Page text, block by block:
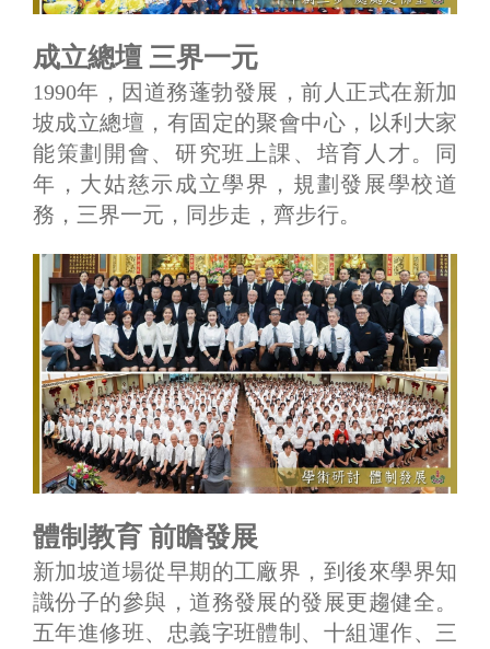
成立總壇 三界一元
1990年，因道務蓬勃發展，前人正式在新加
坡成立總壇，有固定的聚會中心，以利大家
能策劃開會、研究班上課、培育人才。同
年，大姑慈示成立學界，規劃發展學校道
務，三界一元，同步走，齊步行。
體制教育 前瞻發展
新加坡道場從早期的工廠界，到後來學界知
識份子的參與，道務發展的發展更趨健全。
五年進修班、忠義字班體制、十組運作、三